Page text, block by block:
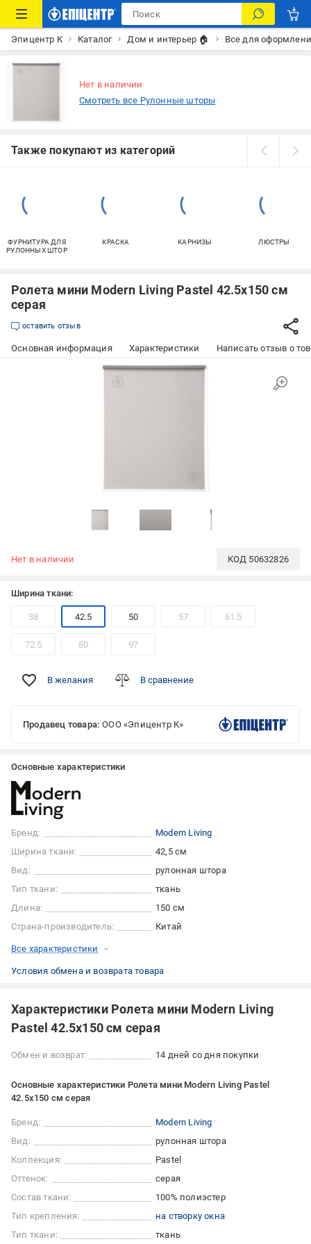
Эпицентр К Каталог Дом и интерьер 🏠 Все для
Нет в наличии
Смотреть все Рулонные шторы
Также покупают из категорий
ФУРНИТУРА ДЛЯ
РУЛОННЫХ ШТОР
КРАСКА КАРНИЗЫ ЛЮСТРЫ
Ролета мини Modern Living Pastel 42.5x150 см
серая
оставить отзыв
Основная информация Характеристики Написать отзыв о
Нет в наличии КОД 50632826
Ширина ткани:
38 42.5 50 57 61.5
72.5 80 97
В желания В сравнение
Продавец товара: ООО «Эпицентр К»
Основные характеристики
Бренд:
Modern Living
Ширина ткани:
42,5 см
Вид:
рулонная штора
Тип ткани:
ткань
Длина:
150 см
Страна-производитель:
Китай
Все характеристики
Условия обмена и возврата товара
Характеристики Ролета мини Modern Living
Pastel 42.5x150 см серая
Обмен и возврат: 14 дней со дня покупки
Основные характеристики Ролета мини Modern Living Pastel
42.5x150 см серая
Бренд:
Modern Living
Вид:
рулонная штора
Коллекция:
Pastel
Оттенок:
серая
Состав ткани:
100% полиэстер
Тип крепления:
на створку окна
Тип ткани:
ткань